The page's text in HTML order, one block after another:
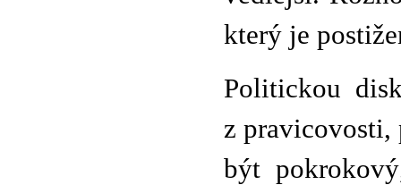
který je
Politickou
z pravicovosti,
být